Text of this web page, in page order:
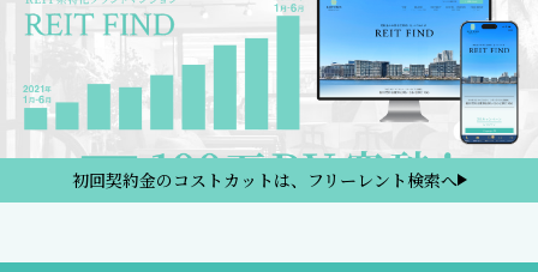
初回契約金のコストカットは、フリーレント検索へ